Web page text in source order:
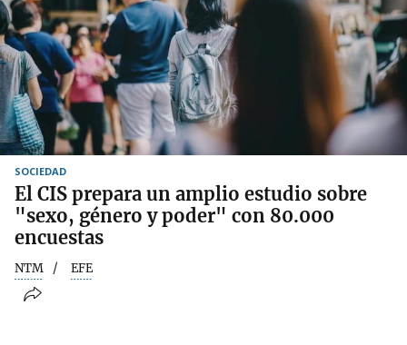
SOCIEDAD
El CIS prepara un amplio estudio sobre
"sexo, género y poder" con 80.000
encuestas
NTM EFE